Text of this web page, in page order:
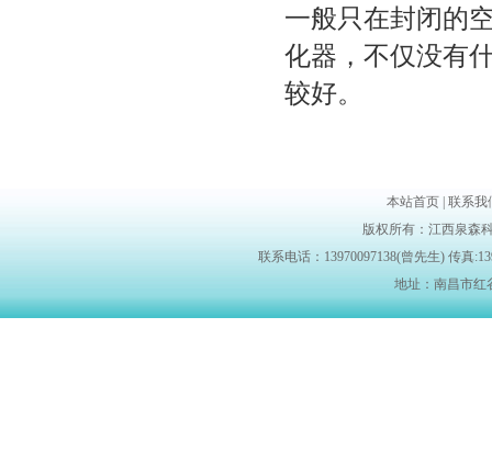
一般只在封闭的
化器，不仅没有
较好。
本站首页 | 联系我
版权所有：江西泉森
联系电话：13970097138(曾先生) 传真
地址：南昌市红